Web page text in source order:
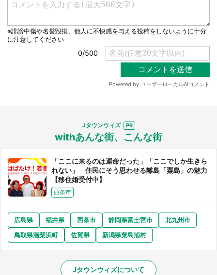
Jタウンウィズ
withあんな街、こんな街
「ここに来るのは運命だった」「ここでしか生きら
れない」 住民にそう思わせる離島「粟島」の魅力
【移住婚受付中】
西条市
広島県 福井県 西条市 静岡県富士宮市
北九州市
鳥取県湯梨浜町
佐賀県 新潟県粟島浦村
Jタウンウィズについて